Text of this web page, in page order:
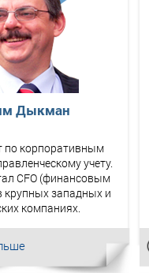
Дыкман
по корпоративным
учету.
CFO (финансовым
крупных западных и
компаниях.